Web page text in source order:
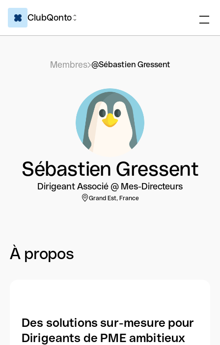
ClubQonto
Membres @Sébastien Gressent
Sébastien Gressent
Dirigeant Associé @ Mes-Directeurs
Grand Est, France
À propos
Des solutions sur-mesure pour
Dirigeants de PME ambitieux